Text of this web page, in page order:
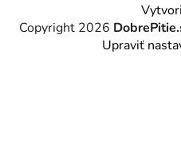
Copyright 2026
Upraviť